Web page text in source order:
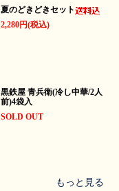
夏のどきどきセット
2,280円(税込)
黒鉄屋 青兵衛(冷し中華/2人
前)4袋入
SOLD OUT
もっと見る